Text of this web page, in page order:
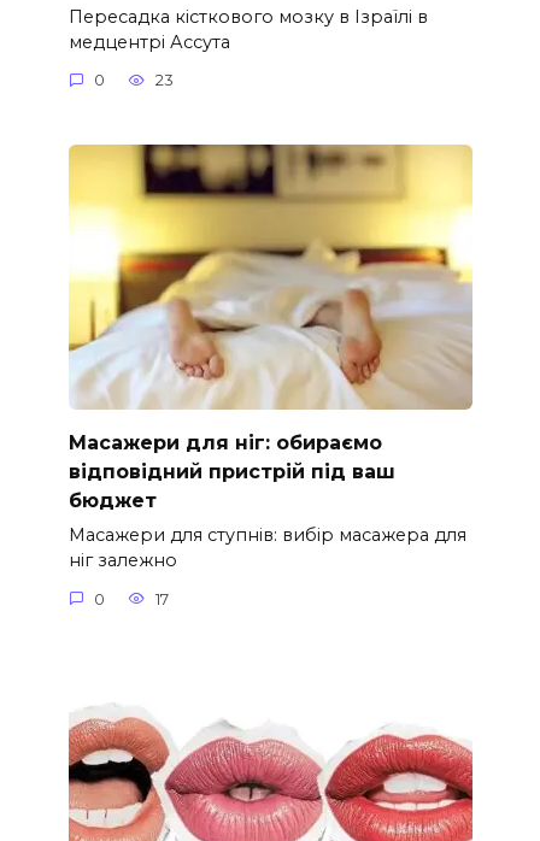
Пересадка кісткового мозку в Ізраїлі в
медцентрі Ассута
0 23
Масажери для ніг: обираємо
відповідний пристрій під ваш
бюджет
Масажери для ступнів: вибір масажера для
ніг залежно
0 17